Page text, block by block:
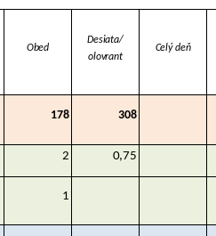
Obed
Desiata/
olovrant
Celý deň
178 308
2 0,75
1